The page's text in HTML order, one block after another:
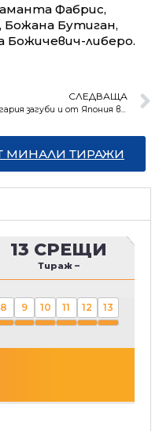
Фабрис,
Бутиган,
Божичевич-либеро.
СЛЕДВАЩА
България загуби и от Япония в Лигата на нациите
МИНАЛИ ТИРАЖИ
13 СРЕЩИ
Тираж –
8 9 10 11 12 13